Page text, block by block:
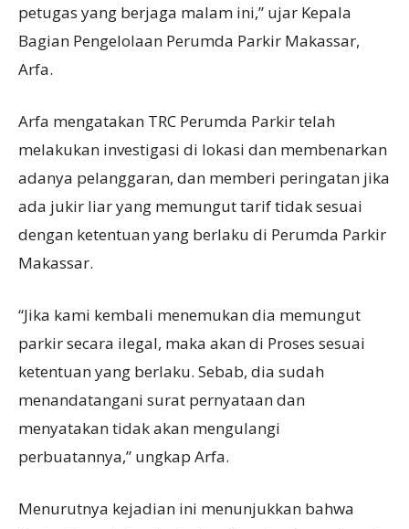
petugas yang berjaga malam ini,” ujar Kepala
Bagian Pengelolaan Perumda Parkir Makassar,
Arfa.
Arfa mengatakan TRC Perumda Parkir telah
melakukan investigasi di lokasi dan membenarkan
adanya pelanggaran, dan memberi peringatan jika
ada jukir liar yang memungut tarif tidak sesuai
dengan ketentuan yang berlaku di Perumda Parkir
Makassar.
“Jika kami kembali menemukan dia memungut
parkir secara ilegal, maka akan di Proses sesuai
ketentuan yang berlaku. Sebab, dia sudah
menandatangani surat pernyataan dan
menyatakan tidak akan mengulangi
perbuatannya,” ungkap Arfa.
Menurutnya kejadian ini menunjukkan bahwa